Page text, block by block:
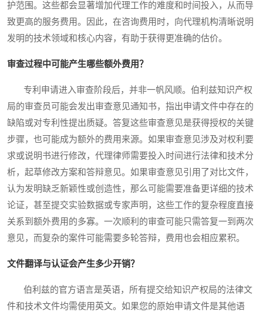
护范围。这些都会显著增加代理工作的难度和时间投入，从而导
致更高的服务费用。因此，在咨询费用时，向代理机构清晰说明
发明的技术领域和核心内容，有助于获得更准确的估价。
审查过程中可能产生哪些额外费用？
专利申请进入审查阶段后，并非一帆风顺。伯利兹知识产权
局的审查员可能会发出审查意见通知书，指出申请文件中存在的
缺陷或对专利性提出质疑。答复这些审查意见是获得授权的关键
步骤，也可能成为额外的费用来源。如果审查意见涉及对权利要
求或说明书进行修改，代理律师需要投入时间进行法律和技术分
析，起草修改方案和答辩意见。如果审查意见引用了对比文件，
认为发明缺乏新颖性或创造性，那么可能需要准备更详细的技术
论证，甚至提交实验数据或专家声明，这些工作的复杂程度直接
关系到额外费用的多寡。一次顺利的审查可能只需答复一到两次
意见，而复杂的案件可能需要多轮答辩，费用也会相应累积。
文件翻译与认证会产生多少开销？
伯利兹的官方语言是英语，所有提交给知识产权局的法律文
件和技术文件均需使用英文。如果您的原始申请文件是其他语